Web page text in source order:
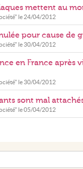
mettent au
" le 24/04/2012
pour cause de
" le 30/04/2012
en France après
" le 30/04/2012
sont mal
" le05/04/2012